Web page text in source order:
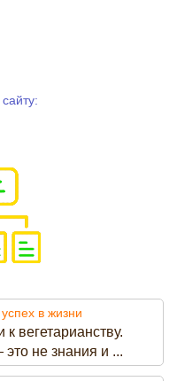
в жизни
к вегетарианству.
не знания и ...